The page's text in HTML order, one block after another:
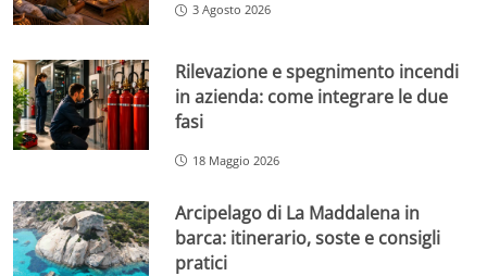
3 Agosto 2026
Rilevazione e spegnimento incendi
in azienda: come integrare le due
fasi
18 Maggio 2026
Arcipelago di La Maddalena in
barca: itinerario, soste e consigli
pratici